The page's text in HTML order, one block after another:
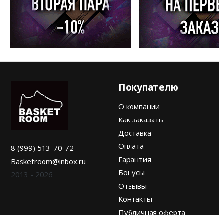
8 (999) 513-70-72
Basketroom@inbox.ru
2013 - 2026
Покупателю
О компании
Как заказать
Доставка
Оплата
Гарантия
Бонусы
Отзывы
Контакты
Публичная оферта